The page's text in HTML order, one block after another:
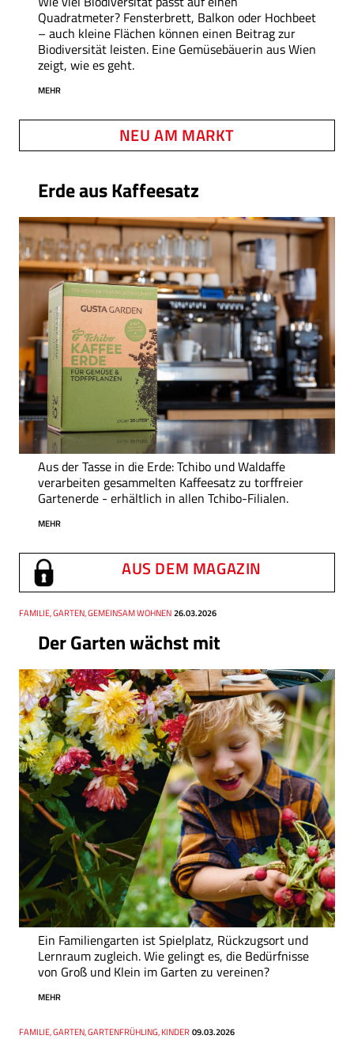
Quadratmeter? Fensterbrett, Balkon oder Hochbeet
– auch kleine Flächen können einen Beitrag zur
Biodiversität leisten. Eine Gemüsebäuerin aus Wien
zeigt, wie es geht.
MEHR
NEU AM MARKT
Erde aus Kaffeesatz
Aus der Tasse in die Erde: Tchibo und Waldaffe
verarbeiten gesammelten Kaffeesatz zu torffreier
Gartenerde - erhältlich in allen Tchibo-Filialen.
MEHR
AUS DEM MAGAZIN
Der Garten wächst mit
Thema
FAMILIE, GARTEN, GEMEINSAM WOHNEN
Datum 26.03.2026
Ein Familiengarten ist Spielplatz, Rückzugsort und
Lernraum zugleich. Wie gelingt es, die Bedürfnisse
von Groß und Klein im Garten zu vereinen?
MEHR
Thema
FAMILIE, GARTEN, GARTENFRÜHLING, KINDER
Datum 09.03.2026